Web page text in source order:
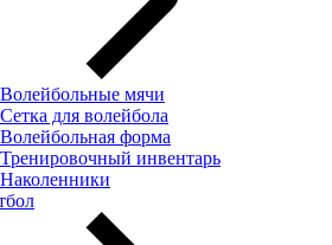
Волейбольные мячи
Сетка для волейбола
Волейбольная форма
Тренировочный инвентарь
Наколенники